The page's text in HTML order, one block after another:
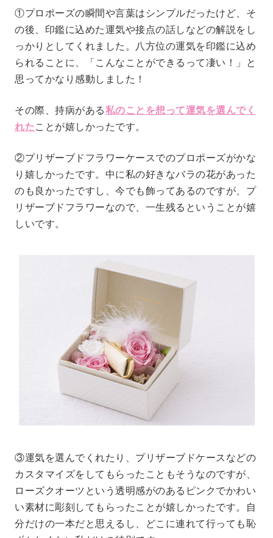
①プロポーズの瞬間や言葉はシンプルだったけど、そ
の後、印鑑に込めた運気や接点の話しなどの解説をし
っかりとしてくれました。八方位の運気を印鑑に込め
られることに、「こんなことができるって凄い！」と
思ってかなり感動しました！
その際、持病がある私のことを想って運気を選んでく
れたことが嬉しかったです。
②プリザーブドフラワーケースでのプロポーズがかな
り嬉しかったです。中に私の好きなバラの花があった
のも良かったですし、今でも飾ってあるのですが、プ
リザーブドフラワーなので、一生残るということが嬉
しいです。
③運気を選んでくれたり、プリザーブドケースなどの
カスタマイズをしてもらったこともそうなのですが、
ローズクオーツという透明感がのあるピンクでかわい
い素材に彫刻してもらったことが嬉しかったです。自
分だけの一本だと思えるし、どこに連れて行っても恥